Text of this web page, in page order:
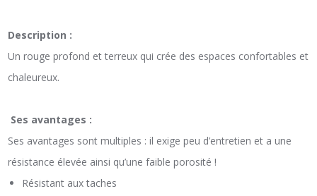
Description :
Un rouge profond et terreux qui crée des espaces confortables et
chaleureux.
Ses avantages :
Ses avantages sont multiples : il exige peu d’entretien et a une
résistance élevée ainsi qu’une faible porosité !
Résistant aux taches